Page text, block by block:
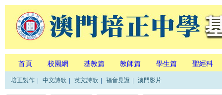
首頁 校園網 基教篇 教師篇 學生篇 聖經科
培正製作 中文詩歌 英文詩歌 福音見證 澳門影片